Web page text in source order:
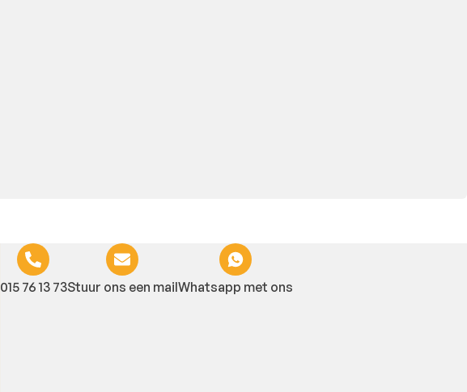
015 76 13 73Stuur ons een mailWhatsapp met ons